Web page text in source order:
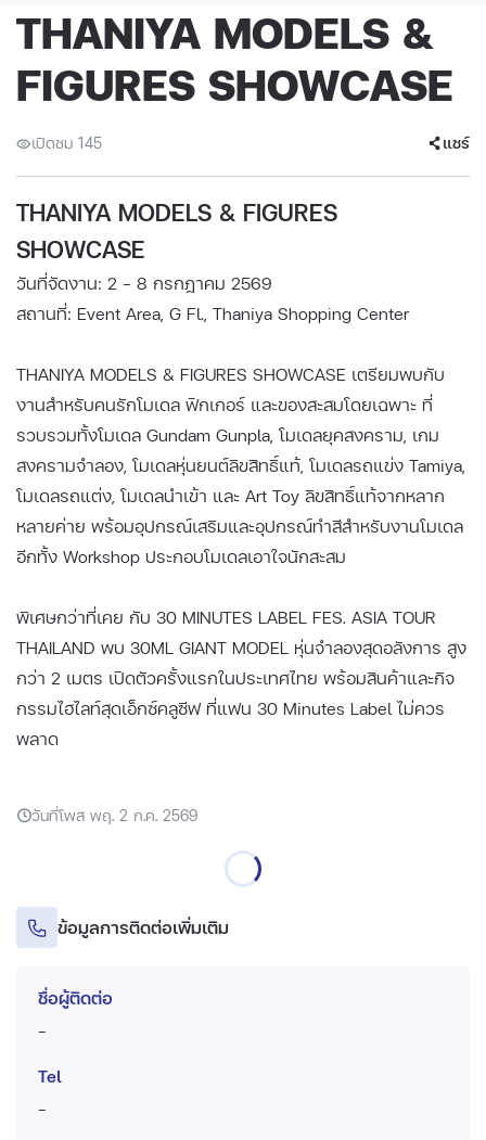
THANIYA MODELS &
FIGURES SHOWCASE
เปิดชม 145 แชร์
THANIYA MODELS & FIGURES
SHOWCASE
วันที่จัดงาน: 2 - 8 กรกฎาคม 2569
สถานที่: Event Area, G Fl., Thaniya Shopping Center
THANIYA MODELS & FIGURES SHOWCASE เตรียมพบกับ
งานสำหรับคนรักโมเดล ฟิกเกอร์ และของสะสมโดยเฉพาะ ที่
รวบรวมทั้งโมเดล Gundam Gunpla, โมเดลยุคสงคราม, เกม
สงครามจำลอง, โมเดลหุ่นยนต์ลิขสิทธิ์แท้, โมเดลรถแข่ง Tamiya,
โมเดลรถแต่ง, โมเดลนำเข้า และ Art Toy ลิขสิทธิ์แท้จากหลาก
หลายค่าย พร้อมอุปกรณ์เสริมและอุปกรณ์ทำสีสำหรับงานโมเดล
อีกทั้ง Workshop ประกอบโมเดลเอาใจนักสะสม
พิเศษกว่าที่เคย กับ 30 MINUTES LABEL FES. ASIA TOUR
THAILAND พบ 30ML GIANT MODEL หุ่นจำลองสุดอลังการ สูง
กว่า 2 เมตร เปิดตัวครั้งแรกในประเทศไทย พร้อมสินค้าและกิจ
กรรมไฮไลท์สุดเอ็กซ์คลูซีฟ ที่แฟน 30 Minutes Label ไม่ควร
พลาด
วันที่โพส พฤ. 2 ก.ค. 2569
ข้อมูลการติดต่อเพิ่มเติม
ชื่อผู้ติดต่อ
-
Tel
-